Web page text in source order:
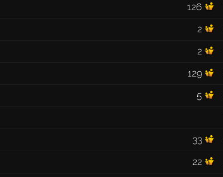
126
2
2
129
5
33
22